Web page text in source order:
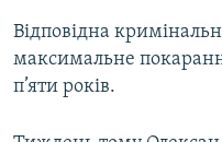
Відповідна
максимальне
п’яти років.